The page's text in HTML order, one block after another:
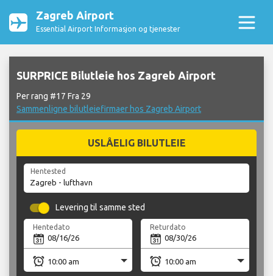
Zagreb Airport
Essential Airport Informasjon og tjenester
SURPRICE Bilutleie hos Zagreb Airport
Per rang #17 Fra 29
Sammenligne bilutleiefirmaer hos Zagreb Airport
USLÅELIG BILUTLEIE
Hentested
Levering til samme sted
Hentedato Returdato